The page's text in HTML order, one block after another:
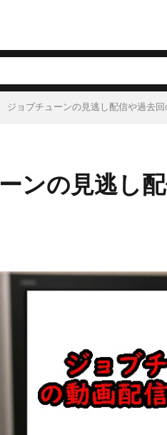
ジョブチューンの見逃し配信や過去
ンの見逃し